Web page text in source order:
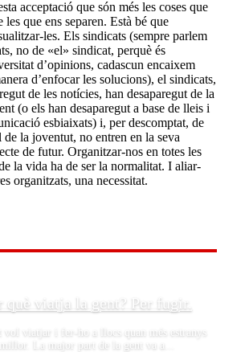
acceptació que són més les coses que
les que ens separen. Està bé que
les. Els sindicats (sempre parlem
no de «el» sindicat, perquè és
d’opinions, cadascun encaixem
d’enfocar les solucions), el sindicats,
de les notícies, han desaparegut de la
(o els han desaparegut a base de lleis i
esbiaixats) i, per descomptat, de
de la joventut, no entren en la seva
de futur. Organitzar-nos en totes les
la vida ha de ser la normalitat. I aliar-
organitzats, una necessitat.
què viatja la gent? Per fugir.
vol viatjar i fer-ho a llocs quan més estranys
millor. La major part de la gent va a...